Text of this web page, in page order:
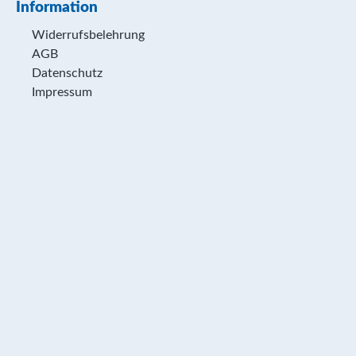
Information
Widerrufsbelehrung
AGB
Datenschutz
Impressum